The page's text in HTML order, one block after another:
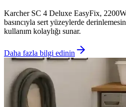
Karcher SC 4 Deluxe EasyFix,
basıncıyla sert yüzeylerde
kullanım kolaylığı sunar.
Daha fazla bilgi edinin